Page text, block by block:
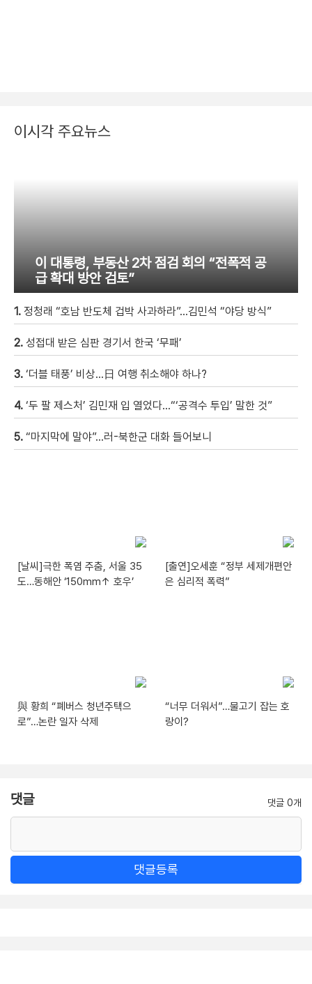
이시각 주요뉴스
이 대통령, 부동산 2차 점검 회의 “전폭적 공
급 확대 방안 검토”
1. 정청래 “호남 반도체 겁박 사과하라”…김민석 “야당 방식”
2. 성접대 받은 심판 경기서 한국 ‘무패’
3. ‘더블 태풍’ 비상…日 여행 취소해야 하나?
4. ‘두 팔 제스처’ 김민재 입 열었다…“‘공격수 투입’ 말한 것”
5. “마지막에 말야”…러-북한군 대화 들어보니
[날씨]극한 폭염 주춤, 서울 35
도…동해안 ‘150mm↑ 호우’
[출연]오세훈 “정부 세제개편안
은 심리적 폭력”
與 황희 “폐버스 청년주택으
로”…논란 일자 삭제
“너무 더워서”…물고기 잡는 호
랑이?
댓글 댓글 0개
댓글등록